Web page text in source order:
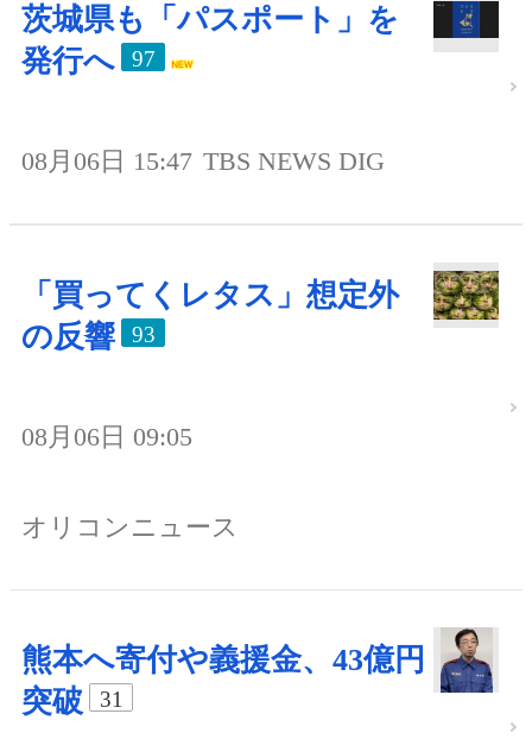
茨城県も「パスポート」を
発行へ
97
08月06日 15:47 TBS NEWS DIG
「買ってくレタス」想定外
の反響
93
08月06日 09:05
オリコンニュース
熊本へ寄付や義援金、43億円
突破
31